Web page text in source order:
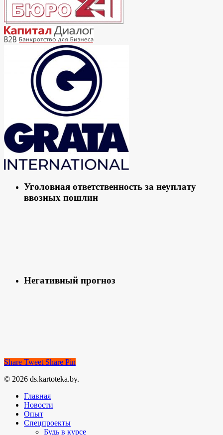
Уголовная ответственность за неуплату
ввозных пошлин
Негативный прогноз
Share Tweet Share Pin
© 2026 ds.kartoteka.by.
Главная
Новости
Опыт
Спецпроекты
Будь в курсе